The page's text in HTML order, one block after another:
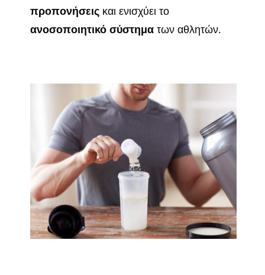
προπονήσειςκαι ενισχύει το
ανοσοποιητικό σύστηματων αθλητών.